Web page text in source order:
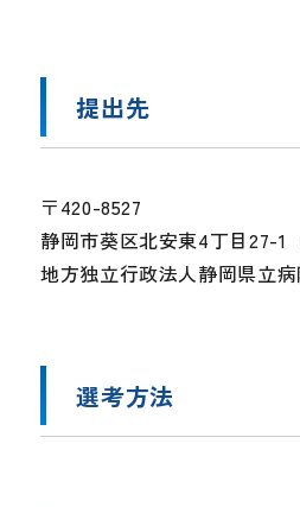
提出先
〒420-8527
静岡市葵区北安東4丁目27-1
地方独立行政法人静岡県立
選考方法